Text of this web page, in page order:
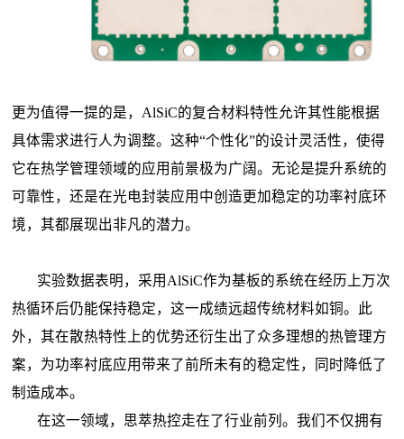
更为值得一提的是， AlSiC的复合材料特性允许其性能根据
具体需求进行人为调整。这种“个性化”的设计灵活性，使得
它在热学管理领域的应用前景极为广阔。无论是提升系统的
可靠性，还是在光电封装应用中创造更加稳定的功率衬底环
境，其都展现出非凡的潜力。
实验数据表明，采用 AlSiC作为基板的系统在经历上万次
热循环后仍能保持稳定，这一成绩远超传统材料如铜。此
外，其在散热特性上的优势还衍生出了众多理想的热管理方
案，为功率衬底应用带来了前所未有的稳定性，同时降低了
制造成本。
在这一领域，思萃热控走在了行业前列。我们不仅拥有